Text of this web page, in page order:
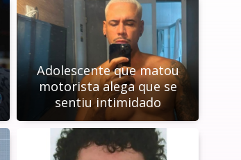
Adolescente que matou
motorista alega que se
sentiu intimidado